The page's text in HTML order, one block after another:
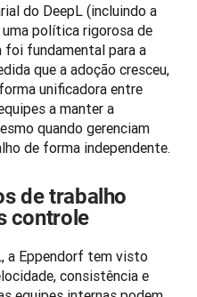
do DeepL (incluindo a
política rigorosa de
foi fundamental para a
que a adoção cresceu,
unificadora entre
a manter a
quando gerenciam
de forma independente.
de trabalho
controle
a Eppendorf tem visto
consistência e